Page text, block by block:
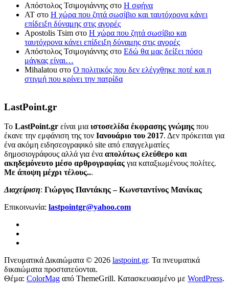
Απόστολος Τσιμογιάννης στο Η σφήνα
ΑΤ στο Η χώρα που ζητά σωσίβιο και ταυτόχρονα κάνει
επίδειξη δύναμης στις αγορές
Apostolis Tsim στο Η χώρα που ζητά σωσίβιο και
ταυτόχρονα κάνει επίδειξη δύναμης στις αγορές
Απόστολος Τσιμογιάννης στο Εδώ θα μας δείξει πόσο
μάγκας είναι…
Mihalatou στο Ο πολιτικός που δεν ελέγχθηκε ποτέ και η
στιγμή που κρίνει την πατρίδα
LastPoint.gr
To LastPoint.gr είναι μια ιστοσελίδα έκφρασης γνώμης που
έκανε την εμφάνιση της τον Ιανουάριο του 2017. Δεν πρόκειται για
ένα ακόμη ειδησεογραφικό site από επαγγελματίες
δημοσιογράφους αλλά για ένα απολύτως ελεύθερο και
ακηδεμόνευτο μέσο αρθρογραφίας για καταξιωμένους πολίτες.
Με άποψη μέχρι τέλους...
Διαχείριση: Γιώργος Παντάκης – Κωνσταντίνος Μανίκας
Επικοινωνία: lastpointgr@yahoo.com
Πνευματικά Δικαιώματα © 2026 lastpoint.gr. Τα πνευματικά
δικαιώματα προστατεύονται.
Θέμα: ColorMag από ThemeGrill. Κατασκευασμένο με WordPress.